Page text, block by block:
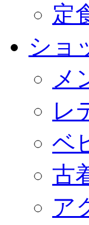
定
ショ
メ
レ
ベ
古
ア